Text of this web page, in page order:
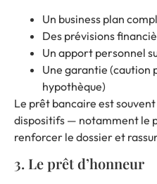
Un business plan
Des prévisions
Un apport personnel
Une garantie (caution
hypothèque)
Le prêt bancaire est
dispositifs — notamment le
renforcer le dossier et
3. Le prêt d’honneur